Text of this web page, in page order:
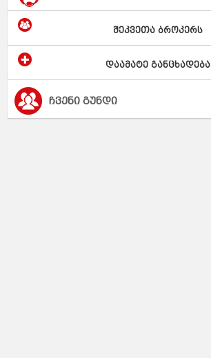
შეკვეთა ბროკერს
დაამატე განცხადება
ჩვენი გუნდი